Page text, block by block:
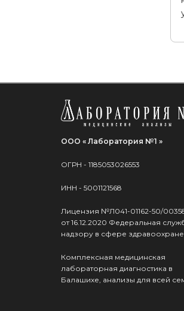
ООО « Лаборатория №1 »
ОГРН - 1185053026553
ИНН - 5001121568
Лицензия №Л041-01162-50/
от 16.12.2020 Федеральная
надзору в сфере
Комплексная медицинская
лабораторная диагностика в
Балашихе, анализы для всей